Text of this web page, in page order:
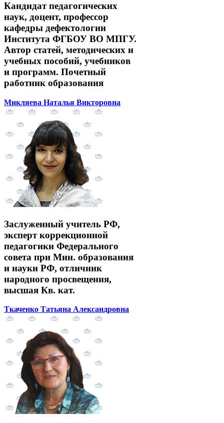
Кандидат педагогических
наук, доцент, профессор
кафедры дефектологии
Института ФГБОУ ВО МПГУ.
Автор статей, методических и
учебных пособий, учебников
и программ. Почетный
работник образования
Микляева Наталья Викторовна
Заслуженный учитель РФ,
эксперт коррекционной
педагогики Федерального
совета при Мин. образования
и науки РФ, отличник
народного просвещения,
высшая Кв. кат.
Ткаченко Татьяна Александровна